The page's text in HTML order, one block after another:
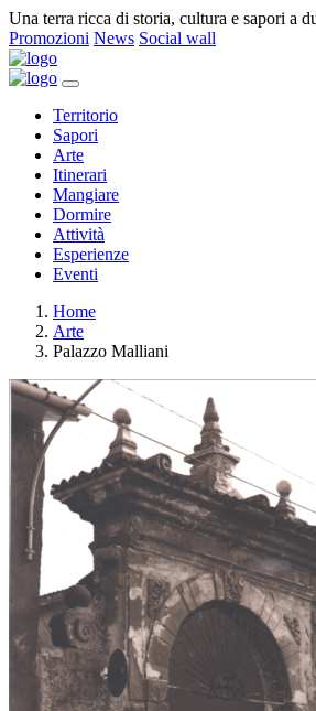
Una terra ricca di storia, cultura e sapori a
Promozioni News Social wall
Territorio
Sapori
Arte
Itinerari
Mangiare
Dormire
Attività
Esperienze
Eventi
Home
Arte
Palazzo Malliani